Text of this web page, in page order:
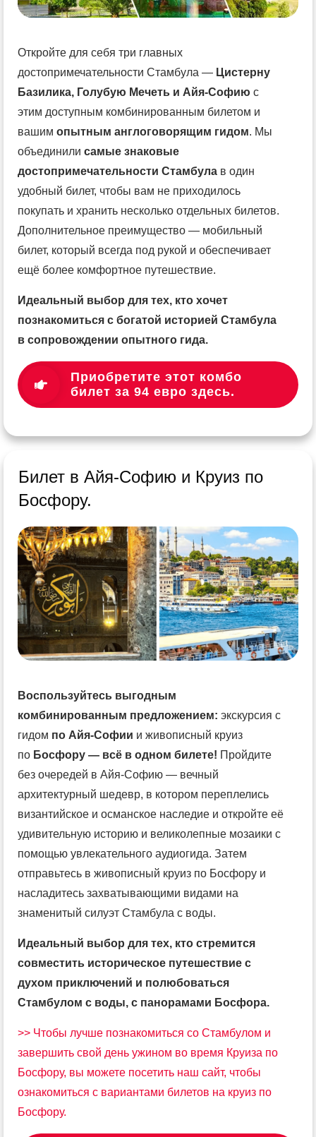
Откройте для себя три главных
достопримечательности Стамбула — Цистерну
Базилика, Голубую Мечеть и Айя-Софию с
этим доступным комбинированным билетом и
вашим опытным англоговорящим гидом. Мы
объединили самые знаковые
достопримечательности Стамбула в один
удобный билет, чтобы вам не приходилось
покупать и хранить несколько отдельных билетов.
Дополнительное преимущество — мобильный
билет, который всегда под рукой и обеспечивает
ещё более комфортное путешествие.
Идеальный выбор для тех, кто хочет
познакомиться с богатой историей Стамбула
в сопровождении опытного гида.
Приобретите этот комбо
билет за 94 евро здесь.
Билет в Айя-Софию и Круиз по
Босфору.
Воспользуйтесь выгодным
комбинированным предложением: экскурсия с
гидом по Айя-Софии и живописный круиз
по Босфору — всё в одном билете! Пройдите
без очередей в Айя-Софию — вечный
архитектурный шедевр, в котором переплелись
византийское и османское наследие и откройте её
удивительную историю и великолепные мозаики с
помощью увлекательного аудиогида. Затем
отправьтесь в живописный круиз по Босфору и
насладитесь захватывающими видами на
знаменитый силуэт Стамбула с воды.
Идеальный выбор для тех, кто стремится
совместить историческое путешествие с
духом приключений и полюбоваться
Стамбулом с воды, с панорамами Босфора.
>> Чтобы лучше познакомиться со Стамбулом и
завершить свой день ужином во время Круиза по
Босфору, вы можете посетить наш сайт, чтобы
ознакомиться с вариантами билетов на круиз по
Босфору.